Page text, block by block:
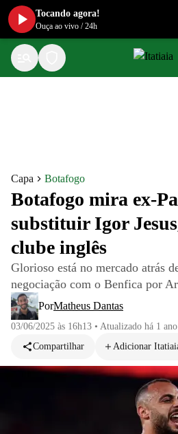
Capa Botafogo
Botafogo mira ex-
substituir Igor
clube inglês
Glorioso está no mercado atrás
negociação com o Benfica por
PorMatheus Dantas
03/06/2025 às 16h13 • Atualizado há 1 ano
Compartilhar
Adicionar
Tocando agora!
Ouça ao vivo /24h